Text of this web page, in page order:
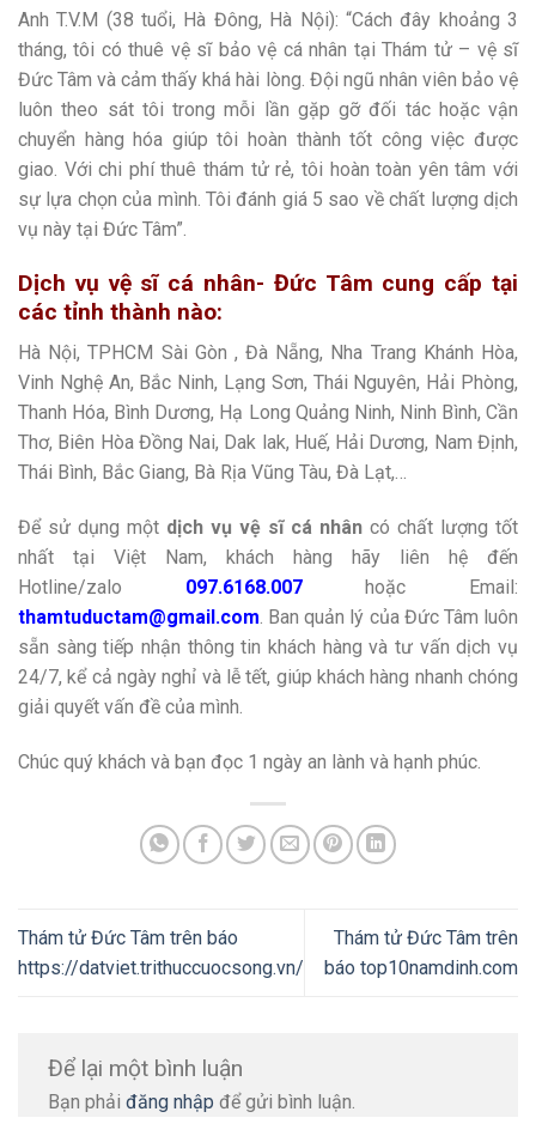
Anh T.V.M (38 tuổi, Hà Đông, Hà Nội): “Cách đây khoảng 3
tháng, tôi có thuê vệ sĩ bảo vệ cá nhân tại Thám tử – vệ sĩ
Đức Tâm và cảm thấy khá hài lòng. Đội ngũ nhân viên bảo vệ
luôn theo sát tôi trong mỗi lần gặp gỡ đối tác hoặc vận
chuyển hàng hóa giúp tôi hoàn thành tốt công việc được
giao. Với chi phí thuê thám tử rẻ, tôi hoàn toàn yên tâm với
sự lựa chọn của mình. Tôi đánh giá 5 sao về chất lượng dịch
vụ này tại Đức Tâm”.
Dịch vụ vệ sĩ cá nhân- Đức Tâm cung cấp tại
các tỉnh thành nào:
Hà Nội, TPHCM Sài Gòn , Đà Nẵng, Nha Trang Khánh Hòa,
Vinh Nghệ An, Bắc Ninh, Lạng Sơn, Thái Nguyên, Hải Phòng,
Thanh Hóa, Bình Dương, Hạ Long Quảng Ninh, Ninh Bình, Cần
Thơ, Biên Hòa Đồng Nai, Dak lak, Huế, Hải Dương, Nam Định,
Thái Bình, Bắc Giang, Bà Rịa Vũng Tàu, Đà Lạt,…
Để sử dụng một dịch vụ vệ sĩ cá nhân có chất lượng tốt
nhất tại Việt Nam, khách hàng hãy liên hệ đến
Hotline/zalo 097.6168.007hoặc Email:
thamtuductam@gmail.com. Ban quản lý của Đức Tâm luôn
sẵn sàng tiếp nhận thông tin khách hàng và tư vấn dịch vụ
24/7, kể cả ngày nghỉ và lễ tết, giúp khách hàng nhanh chóng
giải quyết vấn đề của mình.
Chúc quý khách và bạn đọc 1 ngày an lành và hạnh phúc.
Thám tử Đức Tâm trên báo
https://datviet.trithuccuocsong.vn/
Thám tử Đức Tâm trên
báo top10namdinh.com
Để lại một bình luận
Bạn phải đăng nhập để gửi bình luận.